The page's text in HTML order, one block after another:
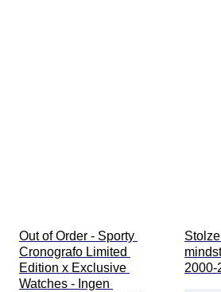
Out of Order - Sporty
Cronografo Limited
Edition x Exclusive
Watches - Ingen
2000-